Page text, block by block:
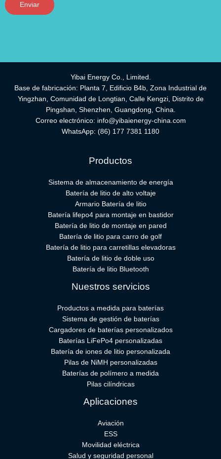
Enviar
Yibai Energy Co., Limited.
Base de fabricación: Planta 7, Edificio B4b, Zona Industrial de
Yingzhan, Comunidad de Longtian, Calle Kengzi, Distrito de
Pingshan, Shenzhen, Guangdong, China.
Correo electrónico: info@yibaienergy-china.com
WhatsApp: (86) 177 7381 1180
Productos
Sistema de almacenamiento de energía
Batería de litio de alto voltaje
Armario Batería de litio
Batería lifepo4 para montaje en bastidor
Batería de litio de montaje en pared
Batería de litio para carro de golf
Batería de litio para carretillas elevadoras
Batería de litio de doble uso
Batería de litio Bluetooth
Nuestros servicios
Productos a medida para baterías
Sistema de gestión de baterías
Cargadores de baterías personalizados
Baterías LiFePo4 personalizadas
Batería de iones de litio personalizada
Pilas de NiMH personalizadas
Baterías de polímero a medida
Pilas cilíndricas
Aplicaciones
Aviación
ESS
Movilidad eléctrica
Salud y seguridad personal